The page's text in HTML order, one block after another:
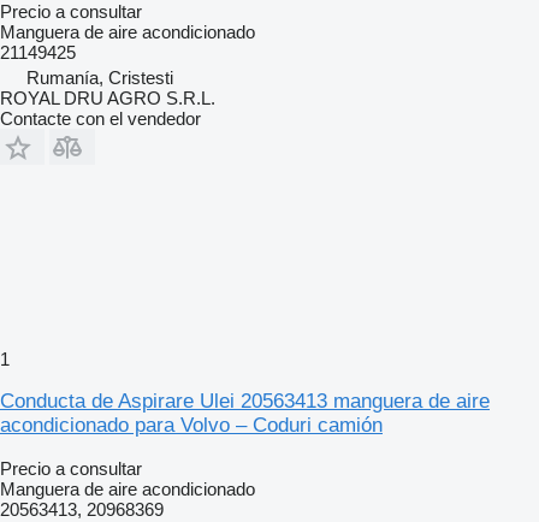
Precio a consultar
Manguera de aire acondicionado
21149425
Rumanía, Cristesti
ROYAL DRU AGRO S.R.L.
Contacte con el vendedor
1
Conducta de Aspirare Ulei 20563413 manguera de aire
acondicionado para Volvo – Coduri camión
Precio a consultar
Manguera de aire acondicionado
20563413, 20968369